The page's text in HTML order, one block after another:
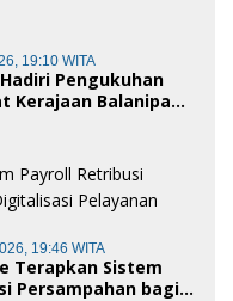
19:10 WITA
Pengukuhan
Kerajaan Balanipa
19:46 WITA
Terapkan Sistem
Persampahan bagi